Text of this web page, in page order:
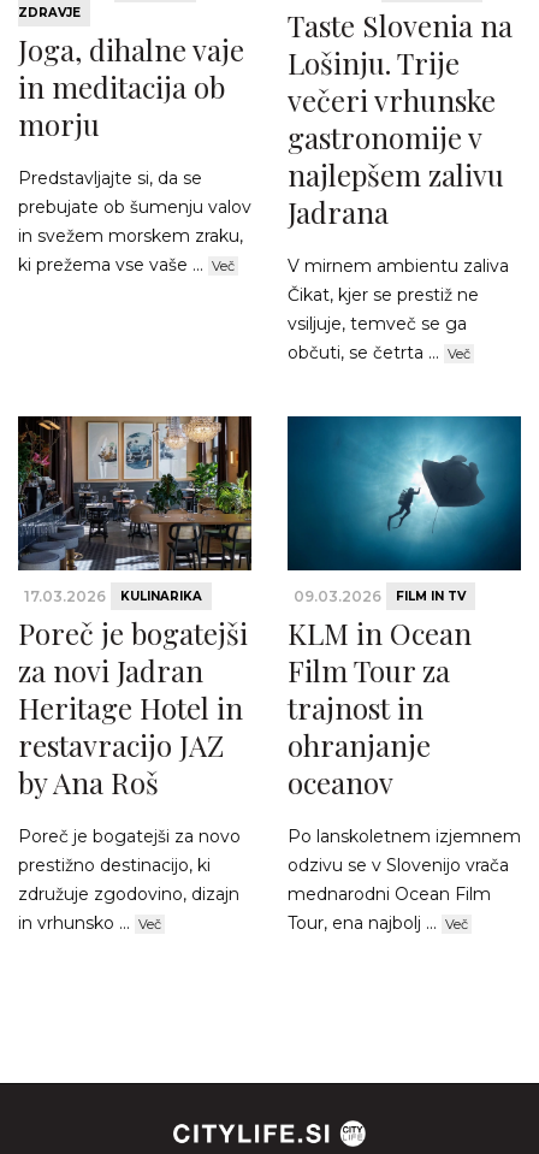
ZDRAVJE
Joga, dihalne vaje
in meditacija ob
morju
Predstavljajte si, da se
prebujate ob šumenju valov
in svežem morskem zraku,
ki prežema vse vaše ... Več
Taste Slovenia na
Lošinju. Trije
večeri vrhunske
gastronomije v
najlepšem zalivu
Jadrana
V mirnem ambientu zaliva
Čikat, kjer se prestiž ne
vsiljuje, temveč se ga
občuti, se četrta ... Več
17.03.2026 KULINARIKA
Poreč je bogatejši
za novi Jadran
Heritage Hotel in
restavracijo JAZ
by Ana Roš
Poreč je bogatejši za novo
prestižno destinacijo, ki
združuje zgodovino, dizajn
in vrhunsko ... Več
09.03.2026 FILM IN TV
KLM in Ocean
Film Tour za
trajnost in
ohranjanje
oceanov
Po lanskoletnem izjemnem
odzivu se v Slovenijo vrača
mednarodni Ocean Film
Tour, ena najbolj ... Več